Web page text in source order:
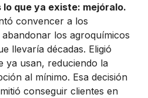
lo que ya existe: mejóralo.
convencer a los
los agroquímicos
llevaría décadas. Eligió
ya usan, reduciendo la
al mínimo. Esa decisión
conseguir clientes en